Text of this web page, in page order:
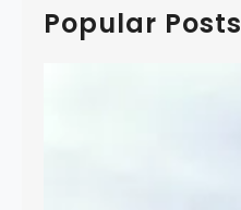
c
hPopular Posts